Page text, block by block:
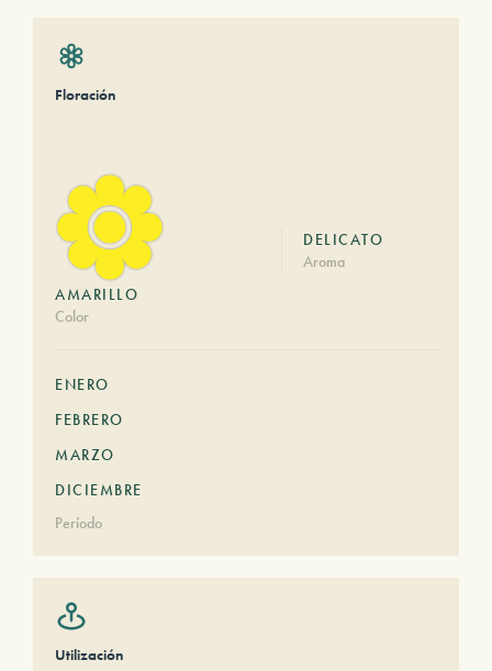
Floración
AMARILLO
Color
DELICATO
Aroma
ENERO
FEBRERO
MARZO
DICIEMBRE
Período
Utilización